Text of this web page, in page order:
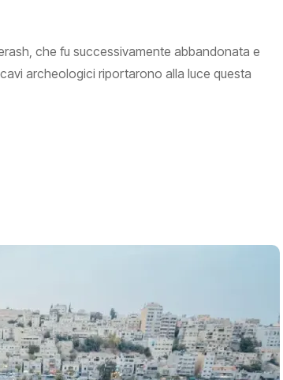
che fu successivamente abbandonata e
archeologici riportarono alla luce questa